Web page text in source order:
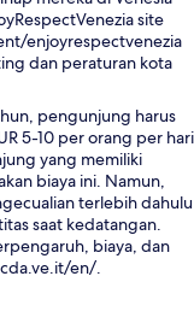
site
enjoyrespectvenezia
dan peraturan kota
pengunjung harus
5-10 per orang per hari
yang memiliki
biaya ini. Namun,
terlebih dahulu
saat kedatangan.
biaya, dan
en/.